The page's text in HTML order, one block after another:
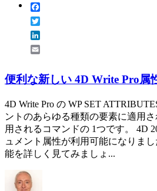
便利な新しい 4D Write Pro属
4D Write Pro の WP SET
ントのあらゆる種類の要素に適用
用されるコマンドの 1つです。 4D
ュメント属性が利用可能になりまし
能を詳しく見てみましょ...